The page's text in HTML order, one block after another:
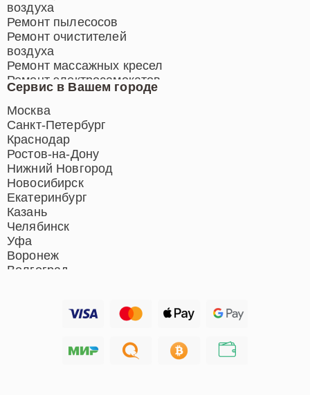
Сервис в Вашем городе
Москва
Санкт-Петербург
Краснодар
Ростов-на-Дону
Нижний Новгород
Новосибирск
Екатеринбург
Казань
Челябинск
Уфа
Воронеж
Волгоград
Хабаровск
воздуха
Ремонт пылесосов
Ремонт очистителей
воздуха
Ремонт массажных кресел
Ремонт электросамокатов
Ремонт индукционных плит
Ремонт роботов-пылесосов
Ремонт гладильных систем
Ремонт отпаривателей
Ремонт вертикальных
пылесосов